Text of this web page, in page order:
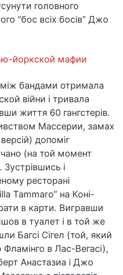
головного
“бос всіх босів” Джо
бандами отримала
війни і тривала
життя 60 гангстерів.
Массерии, замах
допоміг
(на той момент
і
ресторані
Tammaro” на Коні-
в карти. Вигравши
в туалет і в той же
Багсі Сігел (той, який
в Лас-Вегасі),
Анастазиа і Джо